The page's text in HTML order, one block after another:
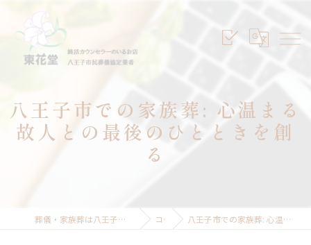
八王子市での家族葬: 心温まる
故人との最後のひとときを創
る
葬儀・家族葬は八王子のセレモニープランニング東花堂 コラム 八王子市での家族葬: 心温まる故人との最後のひとときを創る